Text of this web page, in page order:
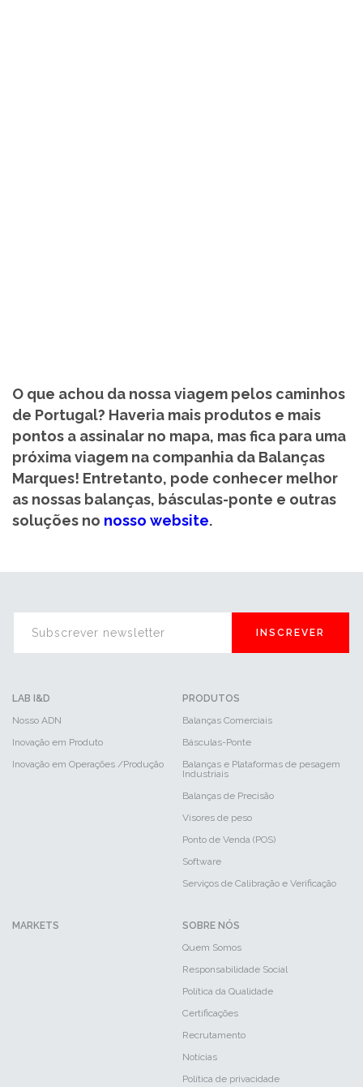
O que achou da nossa viagem pelos caminhos
de Portugal? Haveria mais produtos e mais
pontos a assinalar no mapa, mas fica para uma
próxima viagem na companhia da Balanças
Marques! Entretanto, pode conhecer melhor
as nossas balanças, básculas-ponte e outras
soluções no nosso website.
INSCREVER
LAB I&D
Nosso ADN
Inovação em Produto
Inovação em Operações /Produção
PRODUTOS
Balanças Comerciais
Básculas-Ponte
Balanças e Plataformas de pesagem
Industriais
Balanças de Precisão
Visores de peso
Ponto de Venda (POS)
Software
Serviços de Calibração e Verificação
MARKETS
SOBRE NÓS
Quem Somos
Responsabilidade Social
Política da Qualidade
Certificações
Recrutamento
Notícias
Política de privacidade